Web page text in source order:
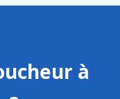
à